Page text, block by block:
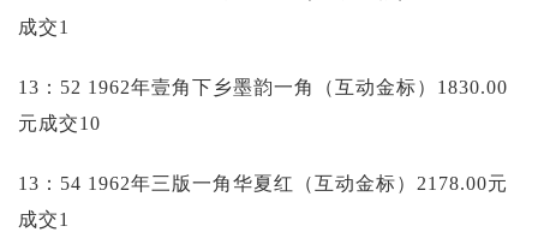
成交1
13：52 1962年壹角下乡墨韵一角（互动金标）1830.00
元成交10
13：54 1962年三版一角华夏红（互动金标）2178.00元
成交1